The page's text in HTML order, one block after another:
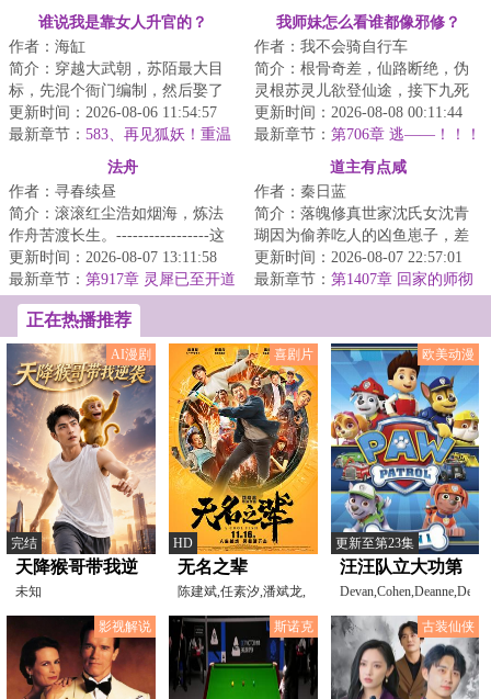
是非，兜率威名（二合一，今日
无）
谁说我是靠女人升官的？
作者：海缸
简介：穿越大武朝，苏陌最大目
标，先混个衙门编制，然后娶了
巷子头的漂亮小寡妇。直至有一
日，他见到杀人...
更新时间：2026-08-06 11:54:57
最新章节： 583、再见狐妖！重温
我师妹怎么看谁都像邪修？
作者：我不会骑自行车
简介：根骨奇差，仙路断绝，伪
灵根苏灵儿欲登仙途，接下九死
一生的任务：卧底上古魔宗归曦
宗！在这里，她...
更新时间：2026-08-08 00:11:44
最新章节： 第706章 逃——！！！
法舟
作者：寻春续昼
简介：滚滚红尘浩如烟海，炼法
作舟苦渡长生。-----------------这
是一个柳洞清误入魔门，见鬼蜮
森然，见...
更新时间：2026-08-07 13:11:58
最新章节： 第917章 灵犀已至开道
室（二合一）
道主有点咸
作者：秦日蓝
简介：落魄修真世家沈氏女沈青
瑚因为偷养吃人的凶鱼崽子，差
点把失足落水的自家堂姐的未婚
夫给吃成骨头架...
更新时间：2026-08-07 22:57:01
最新章节： 第1407章 回家的师彻
正在热播推荐
AI漫剧
完结
天降猴哥带我逆
袭
未知
喜剧片
HD
无名之辈
陈建斌,任素汐,潘斌龙,
章宇,王砚辉,九孔,马
欧美动漫
更新至第23集
汪汪队立大功第
一季
影视解说 斯诺克 古装仙侠